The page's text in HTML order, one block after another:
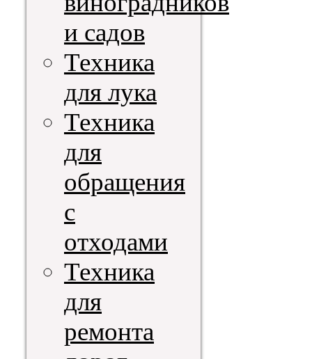
и садов
Техника
для лука
Техника
для
обращения
с
отходами
Техника
для
ремонта